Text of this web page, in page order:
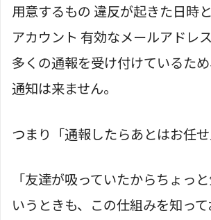
用意するもの 違反が起きた日時
アカウント 有効なメールアドレ
多くの通報を受け付けているた
通知は来ません。
つまり「通報したらあとはお任せ
「友達が吸っていたからちょっ
いうときも、この仕組みを知っ